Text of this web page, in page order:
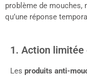
problème de
qu’une réponse
1. Action
Les produits anti-